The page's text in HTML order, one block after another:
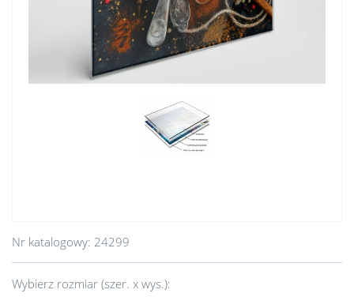
Nr katalogowy: 24299
Wybierz rozmiar (szer. x wys.):